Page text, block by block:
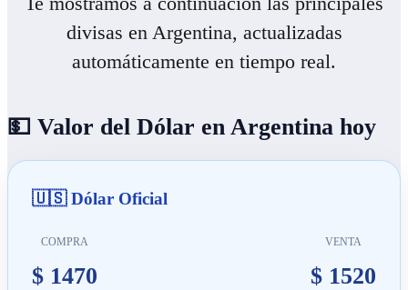
divisas en Argentina, actualizadas
automáticamente en tiempo real.
💵 Valor del Dólar en Argentina hoy
🇺🇸 Dólar Oficial
COMPRA
$ 1470
VENTA
$ 1520